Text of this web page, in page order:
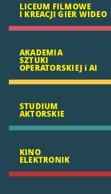
LICEUM FILMOWE
I KREACJI GIER WIDEO
AKADEMIA
SZTUKI
OPERATORSKIEJ i AI
STUDIUM
AKTORSKIE
KINO
ELEKTRONIK